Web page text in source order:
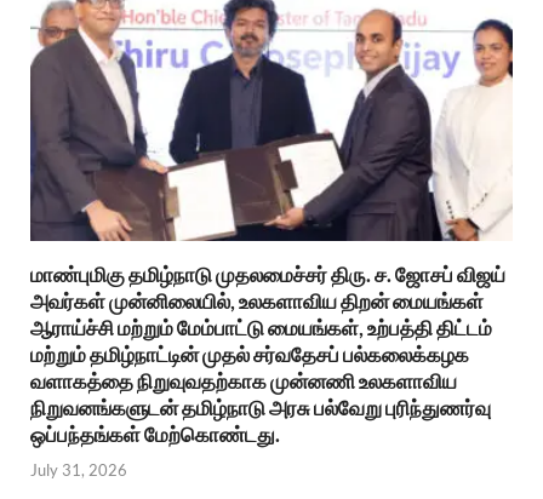
மாண்புமிகு தமிழ்நாடு முதலமைச்சர் திரு. ச. ஜோசப் விஜய்
அவர்கள் முன்னிலையில், உலகளாவிய திறன் மையங்கள்
ஆராய்ச்சி மற்றும் மேம்பாட்டு மையங்கள், உற்பத்தி திட்டம்
மற்றும் தமிழ்நாட்டின் முதல் சர்வதேசப் பல்கலைக்கழக
வளாகத்தை நிறுவுவதற்காக முன்னணி உலகளாவிய
நிறுவனங்களுடன் தமிழ்நாடு அரசு பல்வேறு புரிந்துணர்வு
ஒப்பந்தங்கள் மேற்கொண்டது.
July 31, 2026